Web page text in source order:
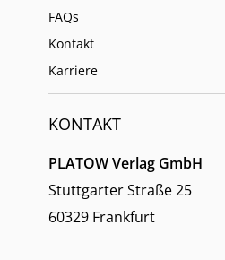
FAQs
Kontakt
Karriere
KONTAKT
PLATOW Verlag GmbH
Stuttgarter Straße 25
60329 Frankfurt